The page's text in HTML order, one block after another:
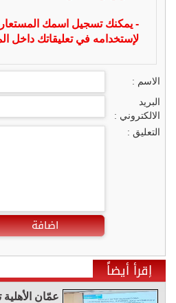
- يمكنك تسجيل اسمك
لإستخدامه في تعليقاتك داخل
الاسم :
البريد
الالكتروني :
التعليق :
اضافة
إقرأ أيضاً
عمّان